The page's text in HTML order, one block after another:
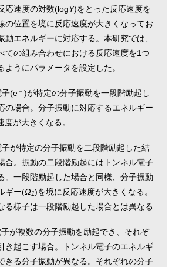
応速度の対数(logY)をとった反応速度を
の位置を境に反応速度が大きくなってお
動エネルギーに対応する。本研究では、
ての組み合わせにおける反応速度を1つ
ようにパラメータを設定した。
子(e － )が特定の分子振動を一段階励起し
の場合。分子振動に対応するエネルギー
が大きくなる。
子が特定の分子振動を二段階励起した結
合。振動の二段階励起にはトンネル電子
。一段階励起した場合と同様、分子振動
ギー(Ω1)を境に反応速度が大きくなる。
る様子は一段階励起した場合とは異なる
子が複数の分子振動を励起でき、それぞ
き起こす場合。トンネル電子のエネルギ
きる分子振動が異なる。それぞれの分子